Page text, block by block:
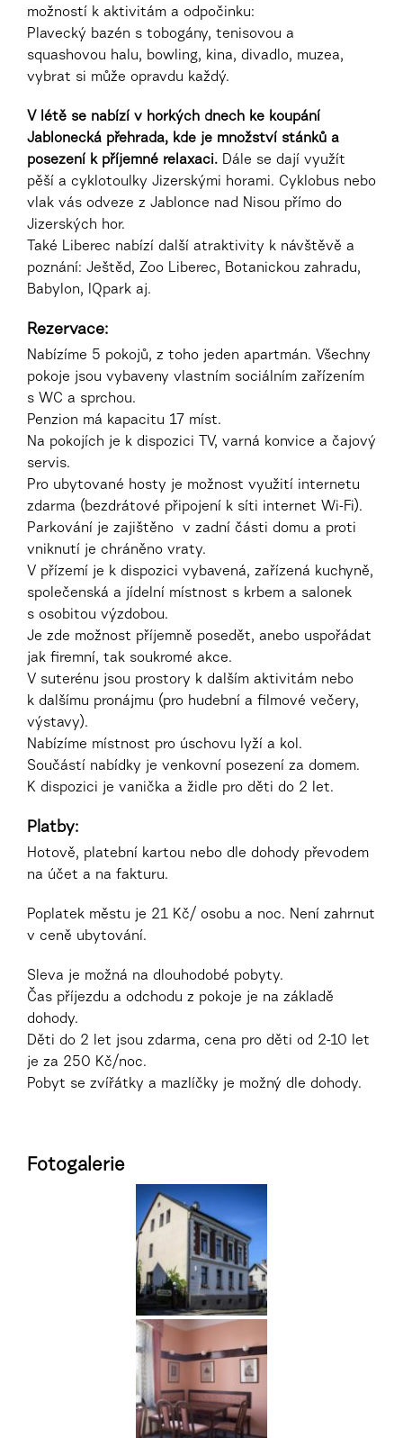
možností k aktivitám a odpočinku:
Plavecký bazén s tobogány, tenisovou a
squashovou halu, bowling, kina, divadlo, muzea,
vybrat si může opravdu každý.
V létě se nabízí v horkých dnech ke koupání
Jablonecká přehrada, kde je množství stánků a
posezení k příjemné relaxaci. Dále se dají využít
pěší a cyklotoulky Jizerskými horami. Cyklobus nebo
vlak vás odveze z Jablonce nad Nisou přímo do
Jizerských hor.
Také Liberec nabízí další atraktivity k návštěvě a
poznání: Ještěd, Zoo Liberec, Botanickou zahradu,
Babylon, IQpark aj.
Rezervace:
Nabízíme 5 pokojů, z toho jeden apartmán. Všechny
pokoje jsou vybaveny vlastním sociálním zařízením
s WC a sprchou.
Penzion má kapacitu 17 míst.
Na pokojích je k dispozici TV, varná konvice a čajový
servis.
Pro ubytované hosty je možnost využití internetu
zdarma (bezdrátové připojení k síti internet Wi-Fi).
Parkování je zajištěno v zadní části domu a proti
vniknutí je chráněno vraty.
V přízemí je k dispozici vybavená, zařízená kuchyně,
společenská a jídelní místnost s krbem a salonek
s osobitou výzdobou.
Je zde možnost příjemně posedět, anebo uspořádat
jak firemní, tak soukromé akce.
V suterénu jsou prostory k dalším aktivitám nebo
k dalšímu pronájmu (pro hudební a filmové večery,
výstavy).
Nabízíme místnost pro úschovu lyží a kol.
Součástí nabídky je venkovní posezení za domem.
K dispozici je vanička a židle pro děti do 2 let.
Platby:
Hotově, platební kartou nebo dle dohody převodem
na účet a na fakturu.
Poplatek městu je 21 Kč/ osobu a noc. Není zahrnut
v ceně ubytování.
Sleva je možná na dlouhodobé pobyty.
Čas příjezdu a odchodu z pokoje je na základě
dohody.
Děti do 2 let jsou zdarma, cena pro děti od 2-10 let
je za 250 Kč/noc.
Pobyt se zvířátky a mazlíčky je možný dle dohody.
Fotogalerie